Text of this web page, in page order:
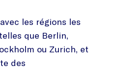
les régions les
que Berlin,
ou Zurich, et
des